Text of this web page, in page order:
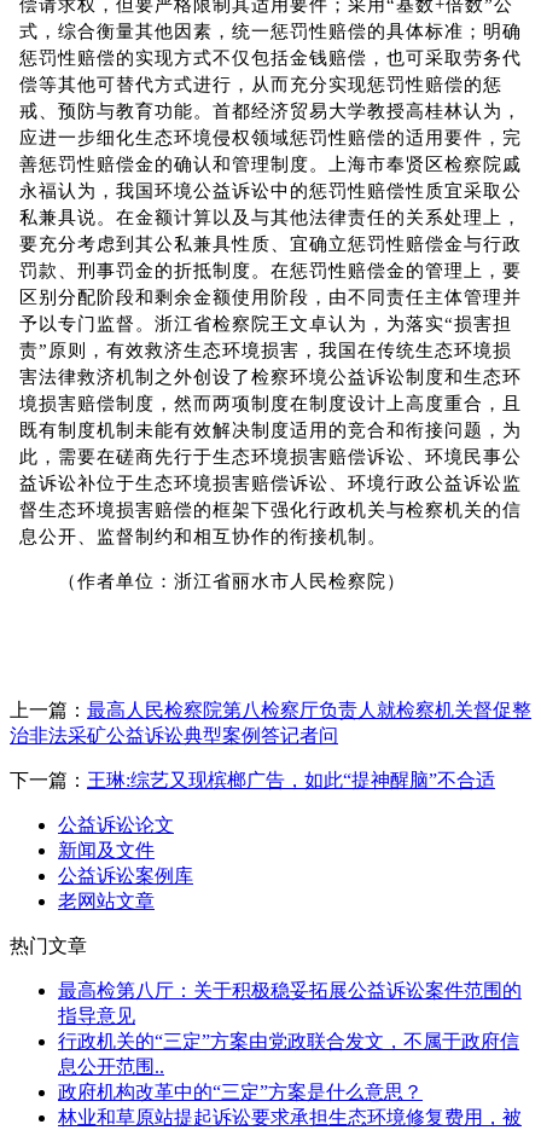
偿请求权，但要严格限制其适用要件；采用“基数+倍数”公
式，综合衡量其他因素，统一惩罚性赔偿的具体标准；明确
惩罚性赔偿的实现方式不仅包括金钱赔偿，也可采取劳务代
偿等其他可替代方式进行，从而充分实现惩罚性赔偿的惩
戒、预防与教育功能。首都经济贸易大学教授高桂林认为，
应进一步细化生态环境侵权领域惩罚性赔偿的适用要件，完
善惩罚性赔偿金的确认和管理制度。上海市奉贤区检察院戚
永福认为，我国环境公益诉讼中的惩罚性赔偿性质宜采取公
私兼具说。在金额计算以及与其他法律责任的关系处理上，
要充分考虑到其公私兼具性质、宜确立惩罚性赔偿金与行政
罚款、刑事罚金的折抵制度。在惩罚性赔偿金的管理上，要
区别分配阶段和剩余金额使用阶段，由不同责任主体管理并
予以专门监督。浙江省检察院王文卓认为，为落实“损害担
责”原则，有效救济生态环境损害，我国在传统生态环境损
害法律救济机制之外创设了检察环境公益诉讼制度和生态环
境损害赔偿制度，然而两项制度在制度设计上高度重合，且
既有制度机制未能有效解决制度适用的竞合和衔接问题，为
此，需要在磋商先行于生态环境损害赔偿诉讼、环境民事公
益诉讼补位于生态环境损害赔偿诉讼、环境行政公益诉讼监
督生态环境损害赔偿的框架下强化行政机关与检察机关的信
息公开、监督制约和相互协作的衔接机制。
（作者单位：浙江省丽水市人民检察院）
上一篇： 最高人民检察院第八检察厅负责人就检察机关督促整
治非法采矿公益诉讼典型案例答记者问
下一篇： 王琳:综艺又现槟榔广告，如此“提神醒脑”不合适
公益诉讼论文
新闻及文件
公益诉讼案例库
老网站文章
热门文章
最高检第八厅：关于积极稳妥拓展公益诉讼案件范围的
指导意见
行政机关的“三定”方案由党政联合发文，不属于政府信
息公开范围..
政府机构改革中的“三定”方案是什么意思？
林业和草原站提起诉讼要求承担生态环境修复费用，被